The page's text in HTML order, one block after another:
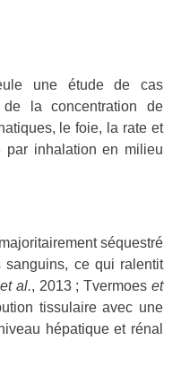
une étude de cas
de la concentration de
le foie, la rate et
par inhalation en milieu
séquestré
ce qui ralentit
et al., 2013 ; Tvermoeset
tissulaire avec une
hépatique et rénal